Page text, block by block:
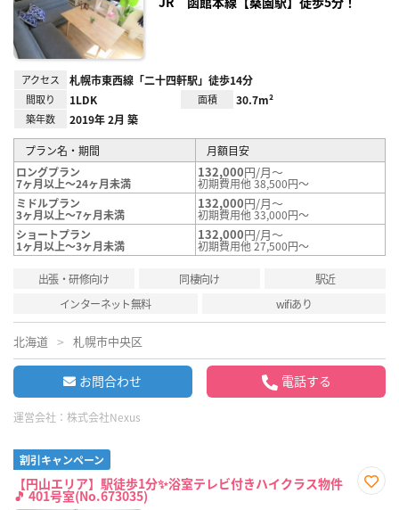
アクセス 札幌市東西線「二十四軒駅」徒歩14分
間取り 1LDK 面積 30.7m²
築年数 2019年 2月 築
プラン名・期間
月額目安
ロングプラン
7ヶ月以上～24ヶ月未満
132,000円/月～
初期費用他 38,500円～
ミドルプラン
3ヶ月以上～7ヶ月未満
132,000円/月～
初期費用他 33,000円～
ショートプラン
1ヶ月以上～3ヶ月未満
132,000円/月～
初期費用他 27,500円～
出張・研修向け 同棲向け
駅近
インターネット無料
wifiあり
北海道 札幌市中央区
お問合わせ 電話する
運営会社： 株式会社Nexus
割引キャンペーン
【円山エリア】駅徒歩1分✨浴室テレビ付きハイクラス物件
🎵 401号室(No.673035)